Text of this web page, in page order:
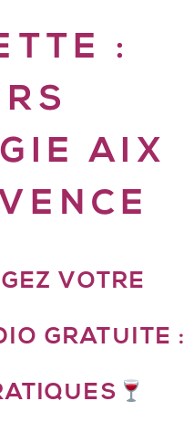
:
AIX
VOTRE
GRATUITE :